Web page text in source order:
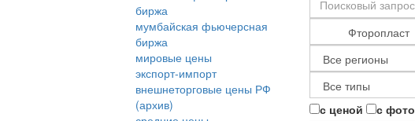
биржа
мумбайская фьючерсная
биржа
мировые цены
экспорт-импорт
внешнеторговые цены РФ
(архив)
с ценой с фото